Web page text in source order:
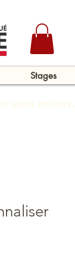
Stages
mon retour.